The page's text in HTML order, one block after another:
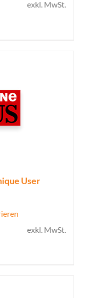
exkl. MwSt.
User
exkl. MwSt.